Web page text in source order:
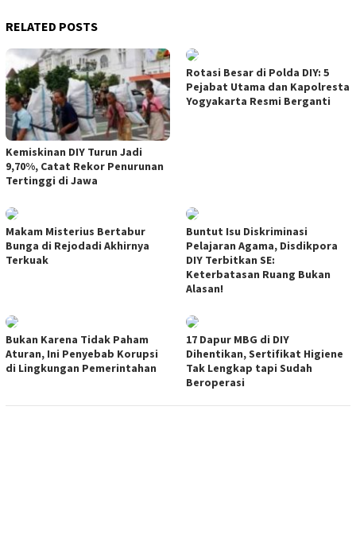
RELATED POSTS
Kemiskinan DIY Turun Jadi
9,70%, Catat Rekor Penurunan
Tertinggi di Jawa
Rotasi Besar di Polda DIY: 5
Pejabat Utama dan Kapolresta
Yogyakarta Resmi Berganti
Makam Misterius Bertabur
Bunga di Rejodadi Akhirnya
Terkuak
Buntut Isu Diskriminasi
Pelajaran Agama, Disdikpora
DIY Terbitkan SE:
Keterbatasan Ruang Bukan
Alasan!
Bukan Karena Tidak Paham
Aturan, Ini Penyebab Korupsi
di Lingkungan Pemerintahan
17 Dapur MBG di DIY
Dihentikan, Sertifikat Higiene
Tak Lengkap tapi Sudah
Beroperasi